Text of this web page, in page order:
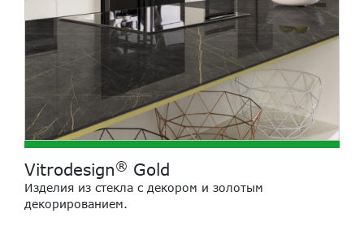
Vitrodesign® Gold
Изделия из стекла с декором и золотым
декорированием.